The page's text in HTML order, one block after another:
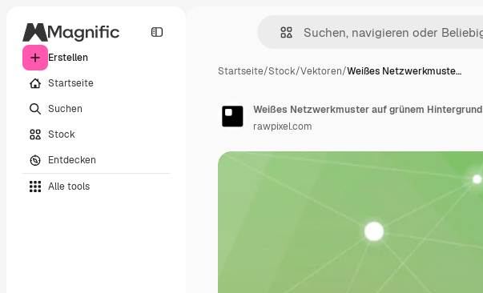
Erstellen
Startseite
Suchen
Stock
Entdecken
Alle tools
Startseite/Stock/Vektoren/Weißes Netzwerkmuste…
Weißes Netzwerkmuster auf grünem Hintergrund
rawpixel.com